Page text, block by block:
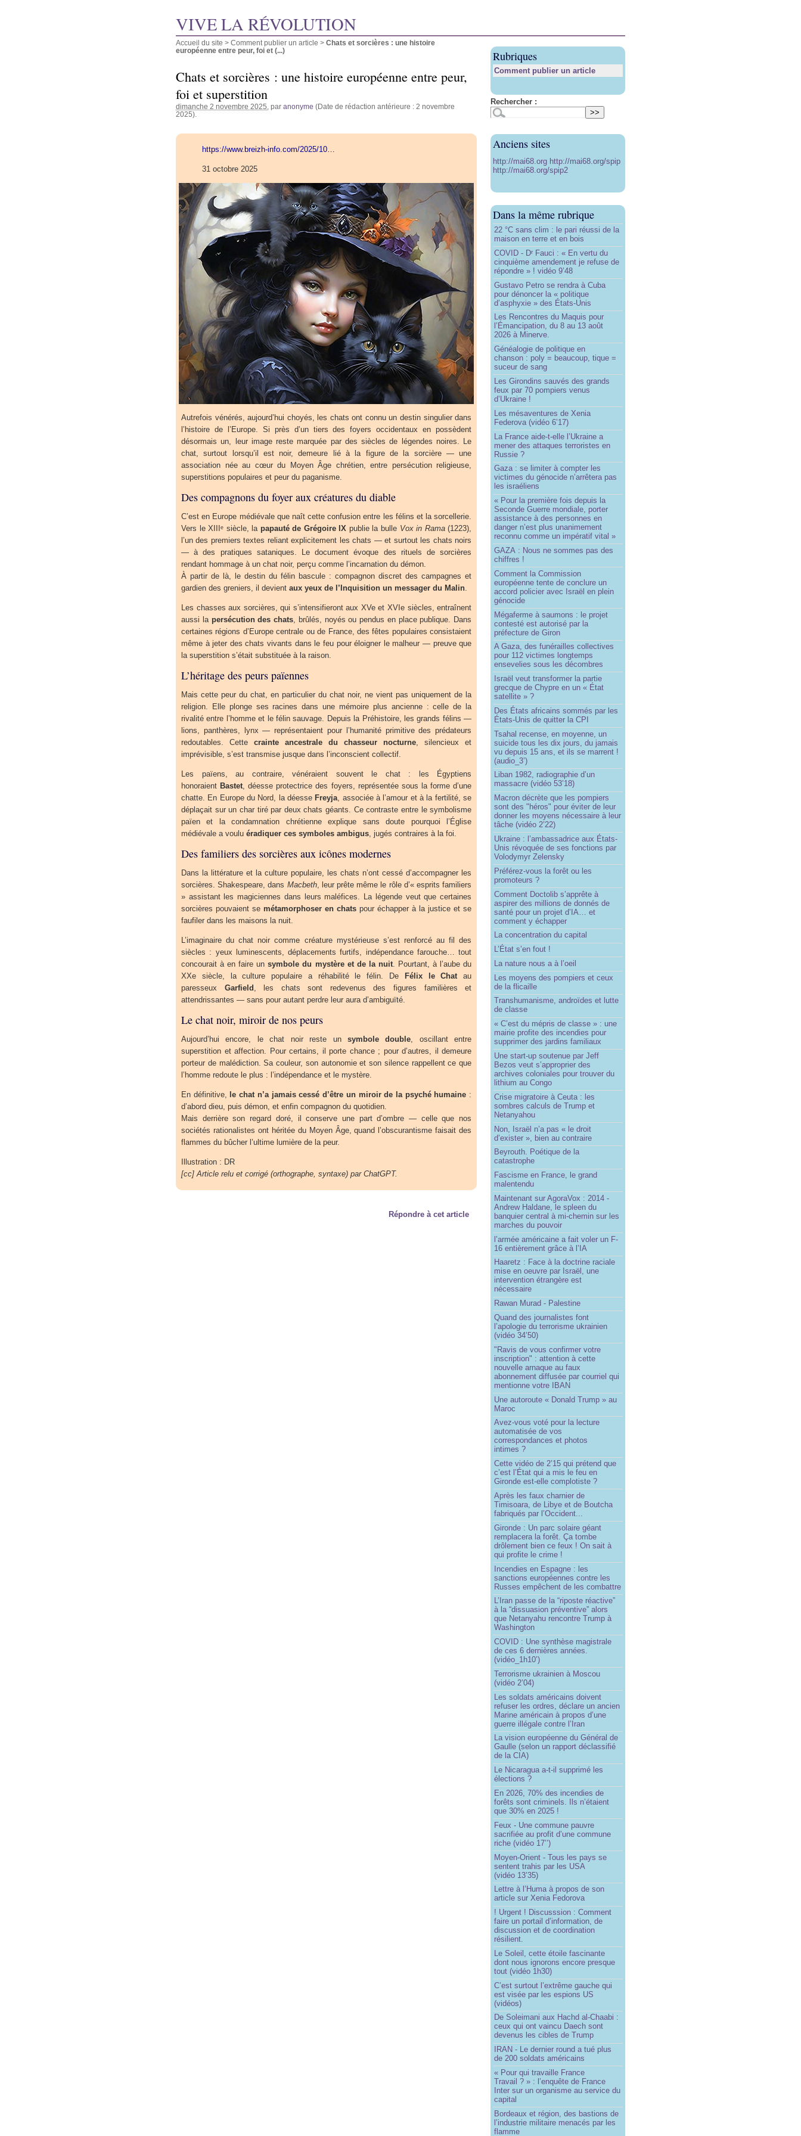
VIVE LA RÉVOLUTION
Accueil du site > Comment publier un article > Chats et sorcières : une histoire
européenne entre peur, foi et (...)
Chats et sorcières : une histoire européenne entre peur,
foi et superstition
dimanche 2 novembre 2025 , par anonyme (Date de rédaction antérieure : 2 novembre
2025).
https://www.breizh-info.com/2025/10…
31 octobre 2025
Autrefois vénérés, aujourd’hui choyés, les chats ont connu un destin singulier dans
l’histoire de l’Europe. Si près d’un tiers des foyers occidentaux en possèdent
désormais un, leur image reste marquée par des siècles de légendes noires. Le
chat, surtout lorsqu’il est noir, demeure lié à la figure de la sorcière — une
association née au cœur du Moyen Âge chrétien, entre persécution religieuse,
superstitions populaires et peur du paganisme.
Des compagnons du foyer aux créatures du diable
C’est en Europe médiévale que naît cette confusion entre les félins et la sorcellerie.
Vers le XIIIᵉ siècle, la papauté de Grégoire IX publie la bulle Vox in Rama(1223),
l’un des premiers textes reliant explicitement les chats — et surtout les chats noirs
— à des pratiques sataniques. Le document évoque des rituels de sorcières
rendant hommage à un chat noir, perçu comme l’incarnation du démon.
À partir de là, le destin du félin bascule : compagnon discret des campagnes et
gardien des greniers, il devient aux yeux de l’Inquisition un messager du Malin.
Les chasses aux sorcières, qui s’intensifieront aux XVe et XVIe siècles, entraînent
aussi la persécution des chats, brûlés, noyés ou pendus en place publique. Dans
certaines régions d’Europe centrale ou de France, des fêtes populaires consistaient
même à jeter des chats vivants dans le feu pour éloigner le malheur — preuve que
la superstition s’était substituée à la raison.
L’héritage des peurs païennes
Mais cette peur du chat, en particulier du chat noir, ne vient pas uniquement de la
religion. Elle plonge ses racines dans une mémoire plus ancienne : celle de la
rivalité entre l’homme et le félin sauvage. Depuis la Préhistoire, les grands félins —
lions, panthères, lynx — représentaient pour l’humanité primitive des prédateurs
redoutables. Cettecrainte ancestrale du chasseur nocturne, silencieux et
imprévisible, s’est transmise jusque dans l’inconscient collectif.
Les païens, au contraire, vénéraient souvent le chat : les Égyptiens
honoraient Bastet, déesse protectrice des foyers, représentée sous la forme d’une
chatte. En Europe du Nord, la déesse Freyja, associée à l’amour et à la fertilité, se
déplaçait sur un char tiré par deux chats géants. Ce contraste entre le symbolisme
païen et la condamnation chrétienne explique sans doute pourquoi l’Église
médiévale a voulu éradiquer ces symboles ambigus, jugés contraires à la foi.
Des familiers des sorcières aux icônes modernes
Dans la littérature et la culture populaire, les chats n’ont cessé d’accompagner les
sorcières. Shakespeare, dans Macbeth, leur prête même le rôle d’« esprits familiers
» assistant les magiciennes dans leurs maléfices. La légende veut que certaines
sorcières pouvaient semétamorphoser en chats pour échapper à la justice et se
faufiler dans les maisons la nuit.
L’imaginaire du chat noir comme créature mystérieuse s’est renforcé au fil des
siècles : yeux luminescents, déplacements furtifs, indépendance farouche… tout
concourait à en faire unsymbole du mystère et de la nuit. Pourtant, à l’aube du
XXe siècle, la culture populaire a réhabilité le félin. De
Félix le Chatau
paresseux Garfield , les chats sont redevenus des figures familières et
attendrissantes — sans pour autant perdre leur aura d’ambiguïté.
Le chat noir, miroir de nos peurs
Aujourd’hui encore, le chat noir reste un symbole double, oscillant entre
superstition et affection. Pour certains, il porte chance ; pour d’autres, il demeure
porteur de malédiction. Sa couleur, son autonomie et son silence rappellent ce que
l’homme redoute le plus : l’indépendance et le mystère.
En définitive, le chat n’a jamais cessé d’être un miroir de la psyché humaine :
d’abord dieu, puis démon, et enfin compagnon du quotidien.
Mais derrière son regard doré, il conserve une part d’ombre — celle que nos
sociétés rationalistes ont héritée du Moyen Âge, quand l’obscurantisme faisait des
flammes du bûcher l’ultime lumière de la peur.
Illustration : DR
[cc] Article relu et corrigé (orthographe, syntaxe) par ChatGPT.
Répondre à cet article
Rubriques
Comment publier un article
Rechercher :
Anciens sites
http://mai68.org http://mai68.org/spip
http://mai68.org/spip2
Dans la même rubrique
22 °C sans clim : le pari réussi de la
maison en terre et en bois
COVID - Dr Fauci : « En vertu du
cinquième amendement je refuse de
répondre » ! vidéo 9’48
Gustavo Petro se rendra à Cuba
pour dénoncer la « politique
d’asphyxie » des États-Unis
Les Rencontres du Maquis pour
l’Émancipation, du 8 au 13 août
2026 à Minerve.
Généalogie de politique en
chanson : poly = beaucoup, tique =
suceur de sang
Les Girondins sauvés des grands
feux par 70 pompiers venus
d’Ukraine !
Les mésaventures de Xenia
Federova (vidéo 6’17)
La France aide-t-elle l’Ukraine a
mener des attaques terroristes en
Russie ?
Gaza : se limiter à compter les
victimes du génocide n’arrêtera pas
les israéliens
« Pour la première fois depuis la
Seconde Guerre mondiale, porter
assistance à des personnes en
danger n’est plus unanimement
reconnu comme un impératif vital »
GAZA : Nous ne sommes pas des
chiffres !
Comment la Commission
européenne tente de conclure un
accord policier avec Israël en plein
génocide
Mégaferme à saumons : le projet
contesté est autorisé par la
préfecture de Giron
A Gaza, des funérailles collectives
pour 112 victimes longtemps
ensevelies sous les décombres
Israël veut transformer la partie
grecque de Chypre en un « État
satellite » ?
Des États africains sommés par les
États-Unis de quitter la CPI
Tsahal recense, en moyenne, un
suicide tous les dix jours, du jamais
vu depuis 15 ans, et ils se marrent !
(audio_3’)
Liban 1982, radiographie d’un
massacre (vidéo 53’18)
Macron décrète que les pompiers
sont des "héros" pour éviter de leur
donner les moyens nécessaire à leur
tâche (vidéo 2’22)
Ukraine : l’ambassadrice aux États-
Unis révoquée de ses fonctions par
Volodymyr Zelensky
Préférez-vous la forêt ou les
promoteurs ?
Comment Doctolib s’apprête à
aspirer des millions de donnés de
santé pour un projet d’IA… et
comment y échapper
La concentration du capital
L’État s’en fout !
La nature nous a à l’oeil
Les moyens des pompiers et ceux
de la flicaille
Transhumanisme, androïdes et lutte
de classe
« C’est du mépris de classe » : une
mairie profite des incendies pour
supprimer des jardins familiaux
Une start-up soutenue par Jeff
Bezos veut s’approprier des
archives coloniales pour trouver du
lithium au Congo
Crise migratoire à Ceuta : les
sombres calculs de Trump et
Netanyahou
Non, Israël n’a pas « le droit
d’exister », bien au contraire
Beyrouth. Poétique de la
catastrophe
Fascisme en France, le grand
malentendu
Maintenant sur AgoraVox : 2014 -
Andrew Haldane, le spleen du
banquier central à mi-chemin sur les
marches du pouvoir
l’armée américaine a fait voler un F-
16 entièrement grâce à l’IA
Haaretz : Face à la doctrine raciale
mise en oeuvre par Israël, une
intervention étrangère est
nécessaire
Rawan Murad - Palestine
Quand des journalistes font
l’apologie du terrorisme ukrainien
(vidéo 34’50)
"Ravis de vous confirmer votre
inscription" : attention à cette
nouvelle arnaque au faux
abonnement diffusée par courriel qui
mentionne votre IBAN
Une autoroute « Donald Trump » au
Maroc
Avez-vous voté pour la lecture
automatisée de vos
correspondances et photos
intimes ?
Cette vidéo de 2’15 qui prétend que
c’est l’État qui a mis le feu en
Gironde est-elle complotiste ?
Après les faux charnier de
Timisoara, de Libye et de Boutcha
fabriqués par l’Occident...
Gironde : Un parc solaire géant
remplacera la forêt. Ça tombe
drôlement bien ce feux ! On sait à
qui profite le crime !
Incendies en Espagne : les
sanctions européennes contre les
Russes empêchent de les combattre
L’Iran passe de la “riposte réactive”
à la “dissuasion préventive” alors
que Netanyahu rencontre Trump à
Washington
COVID : Une synthèse magistrale
de ces 6 dernières années.
(vidéo_1h10’)
Terrorisme ukrainien à Moscou
(vidéo 2’04)
Les soldats américains doivent
refuser les ordres, déclare un ancien
Marine américain à propos d’une
guerre illégale contre l’Iran
La vision européenne du Général de
Gaulle (selon un rapport déclassifié
de la CIA)
Le Nicaragua a-t-il supprimé les
élections ?
En 2026, 70% des incendies de
forêts sont criminels. Ils n’étaient
que 30% en 2025 !
Feux - Une commune pauvre
sacrifiée au profit d’une commune
riche (vidéo 17’’)
Moyen-Orient - Tous les pays se
sentent trahis par les USA
(vidéo 13’35)
Lettre à l’Huma à propos de son
article sur Xenia Fedorova
! Urgent ! Discusssion : Comment
faire un portail d’information, de
discussion et de coordination
résilient.
Le Soleil, cette étoile fascinante
dont nous ignorons encore presque
tout (vidéo 1h30)
C’est surtout l’extrême gauche qui
est visée par les espions US
(vidéos)
De Soleimani aux Hachd al‑Chaabi :
ceux qui ont vaincu Daech sont
devenus les cibles de Trump
IRAN - Le dernier round a tué plus
de 200 soldats américains
« Pour qui travaille France
Travail ? » : l’enquête de France
Inter sur un organisme au service du
capital
Bordeaux et région, des bastions de
l’industrie militaire menacés par les
flamme